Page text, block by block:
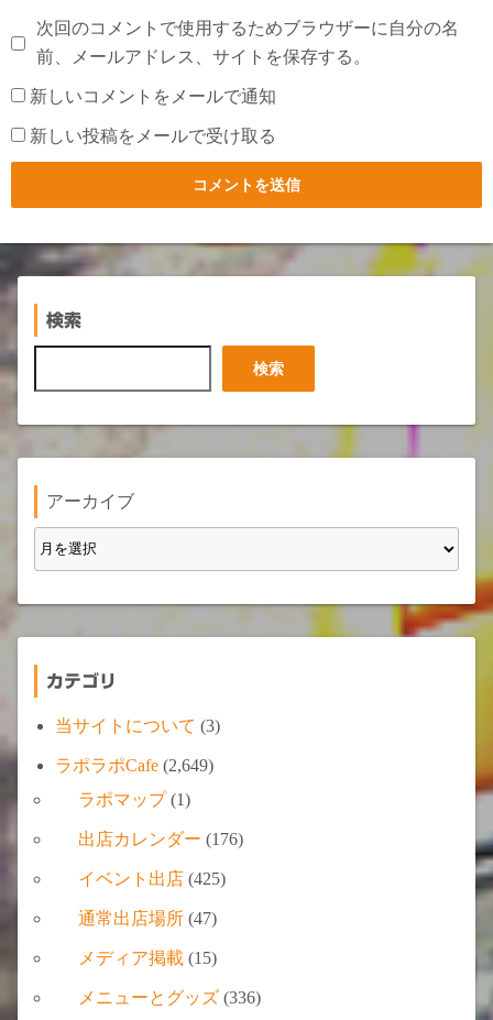
次回のコメントで使用するためブラウザーに自分の名
前、メールアドレス、サイトを保存する。
新しいコメントをメールで通知
新しい投稿をメールで受け取る
検索
索
検索
アーカイブ
カテゴリ
当サイトについて (3)
ラポラポCafe (2,649)
ラポマップ(1)
出店カレンダー (176)
イベント出店 (425)
通常出店場所 (47)
メディア掲載 (15)
メニューとグッズ (336)